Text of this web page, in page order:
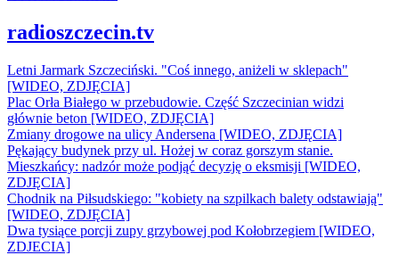
radioszczecin.tv
Letni Jarmark Szczeciński. "Coś innego, aniżeli w sklepach"
[WIDEO, ZDJĘCIA]
Plac Orła Białego w przebudowie. Część Szczecinian widzi
głównie beton [WIDEO, ZDJĘCIA]
Zmiany drogowe na ulicy Andersena [WIDEO, ZDJĘCIA]
Pękający budynek przy ul. Hożej w coraz gorszym stanie.
Mieszkańcy: nadzór może podjąć decyzję o eksmisji [WIDEO,
ZDJĘCIA]
Chodnik na Piłsudskiego: "kobiety na szpilkach balety odstawiają"
[WIDEO, ZDJĘCIA]
Dwa tysiące porcji zupy grzybowej pod Kołobrzegiem [WIDEO,
ZDJECIA]